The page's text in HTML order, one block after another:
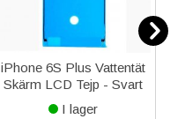
iPhone 6S Plus Vattentät
Skärm LCD Tejp - Svart
I lager